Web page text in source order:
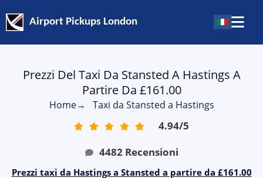
Airport Pickups London
Prezzi Del Taxi Da Stansted A Hastings A
Partire Da £161.00
Home→ Taxi da Stansted a Hastings
4.94/5
4482 Recensioni
Prezzi taxi da Hastings a Stansted a partire da £161.00